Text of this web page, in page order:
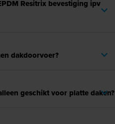
Resitrix bevestiging ipv
dakdoorvoer?
geschikt voor platte daken?